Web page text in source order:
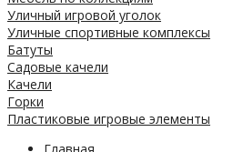
Уличный игровой уголок
Уличные спортивные комплексы
Батуты
Садовые качели
Качели
Горки
Пластиковые игровые элементы